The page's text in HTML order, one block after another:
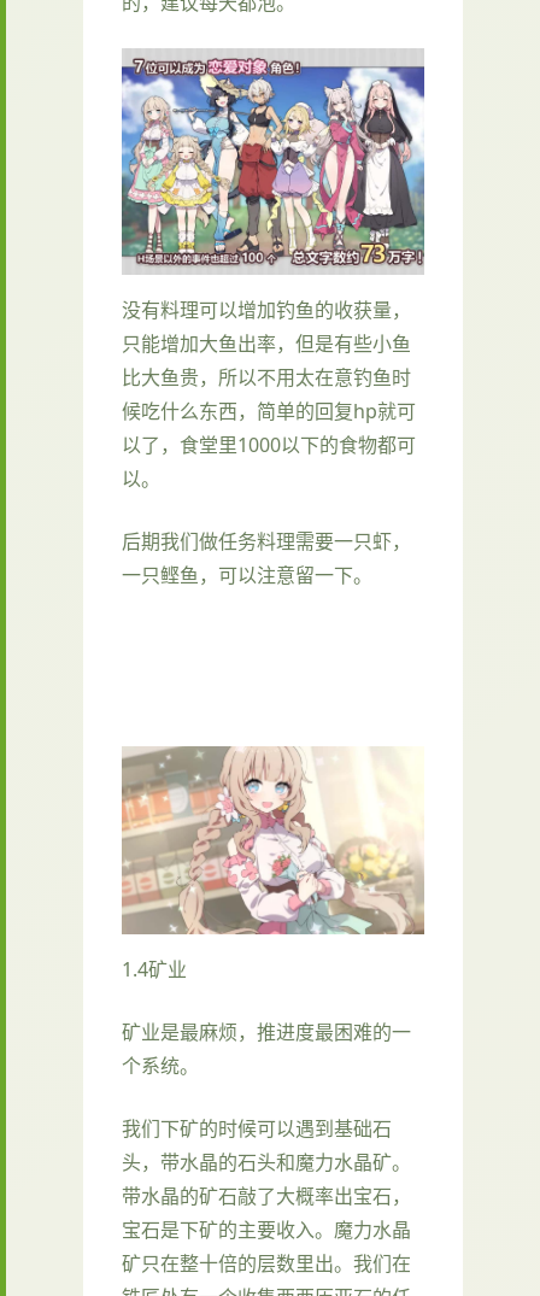
没有料理可以增加钓鱼的收获量，
只能增加大鱼出率，但是有些小鱼
比大鱼贵，所以不用太在意钓鱼时
候吃什么东西，简单的回复hp就可
以了，食堂里1000以下的食物都可
以。
后期我们做任务料理需要一只虾，
一只鲣鱼，可以注意留一下。
1.4矿业
矿业是最麻烦，推进度最困难的一
个系统。
我们下矿的时候可以遇到基础石
头，带水晶的石头和魔力水晶矿。
带水晶的矿石敲了大概率出宝石，
宝石是下矿的主要收入。魔力水晶
矿只在整十倍的层数里出。我们在